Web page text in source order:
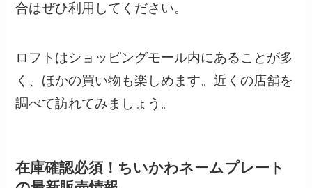
合はぜひ利用してください。
ロフトはショッピングモール内にあることが多
く、ほかの買い物も楽しめます。近くの店舗を
調べて訪れてみましょう。
在庫確認必須！ちいかわネームプレート